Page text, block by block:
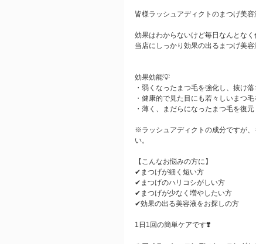
皆様ラッシュアディクトのまつげ美
効果はわからないけど毎日なんとな
当店にしっかり効果の出るまつげ美容
効果効能💡
・弱くなったまつ毛を強化し、抜け
・健康的で見た目にも若々しいまつ毛
・薄く、まだらになったまつ毛を復元
※ラッシュアディクトの成分ですが
い。
【こんなお悩みの方に】
✔︎まつげが細く短い方
✔︎まつげのハリコシがしい方
✔︎まつげが少なく増やしたい方
✔︎効果の出る美容液をお探しの方
1日1回の簡単ケアです❣️